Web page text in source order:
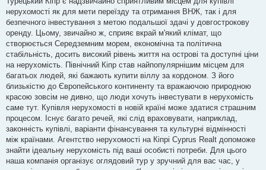
д
о
л
е
н
я
нерухомості як для мети переїзду та отримання ВНЖ, так і для
безпечного інвестування з метою подальшої здачі у довгострокову
оренду. Цьому, звичайно ж, сприяє вкрай м'який клімат, що
створюється Середземним морем, економічна та політична
стабільність, досить високий рівень життя на острові та доступні ціни
на нерухомість. Північний Кіпр став найпопулярнішим місцем для
багатьох людей, які бажають купити віллу за кордоном. З його
близькістю до Європейського континенту та вражаючою природною
красою зовсім не дивно, що люди хочуть інвестувати в нерухомість
саме тут. Купівля нерухомості в новій країні може здатися страшним
процесом. Існує багато речей, які слід враховувати, наприклад,
законність купівлі, варіанти фінансування та культурні відмінності
між країнами. Агентство нерухомості на Кіпрі Cyprus Realt допоможе
знайти ідеальну нерухомість під ваші особисті потреби. Для цього
наша компанія організує оглядовий тур у зручний для вас час, у